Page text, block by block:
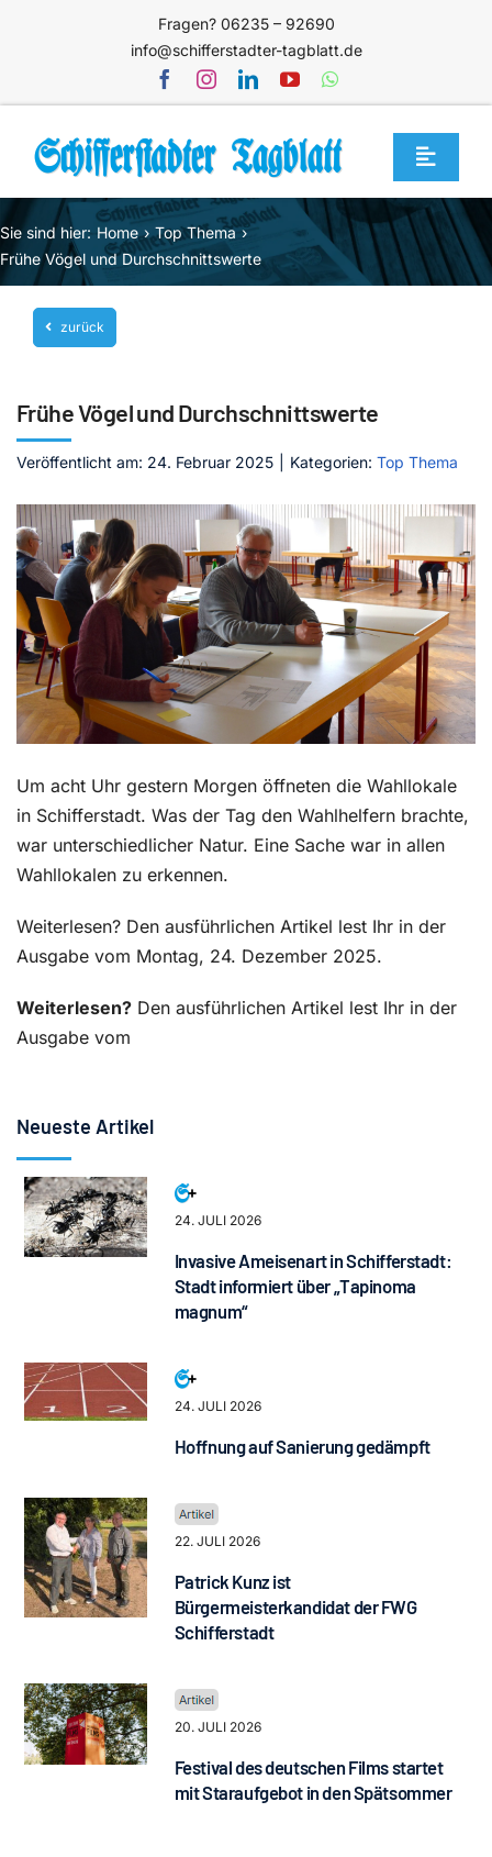
Fragen? 06235 – 92690
info@schifferstadter-tagblatt.de
Toggle
Home
Themen
Blog
Unternehmen
Mediathek
Kontakt
Sie sind hier: Home
Top Thema
Frühe Vögel und Durchschnittswerte
zurück
Frühe Vögel und Durchschnittswerte
Veröffentlicht am: 24. Februar 2025 Kategorien: Top Thema
Um acht Uhr gestern Morgen öffneten die Wahllokale
in Schifferstadt. Was der Tag den Wahlhelfern brachte,
war unterschiedlicher Natur. Eine Sache war in allen
Wahllokalen zu erkennen.
Weiterlesen? Den ausführlichen Artikel lest Ihr in der
Ausgabe vom Montag, 24. Dezember 2025.
Weiterlesen? Den ausführlichen Artikel lest Ihr in der
Ausgabe vom
Neueste Artikel
24. JULI 2026
Invasive Ameisenart in Schifferstadt:
Stadt informiert über „Tapinoma
magnum“
24. JULI 2026
Hoffnung auf Sanierung gedämpft
22. JULI 2026
Patrick Kunz ist
Bürgermeisterkandidat der FWG
Schifferstadt
20. JULI 2026
Festival des deutschen Films startet
mit Staraufgebot in den Spätsommer